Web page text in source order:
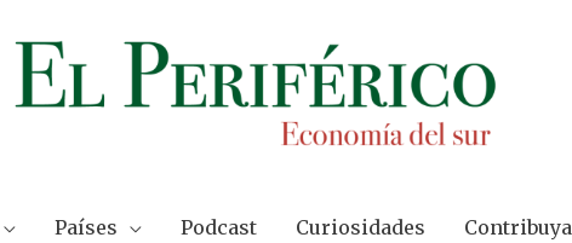
Países Podcast Curiosidades Contribuya